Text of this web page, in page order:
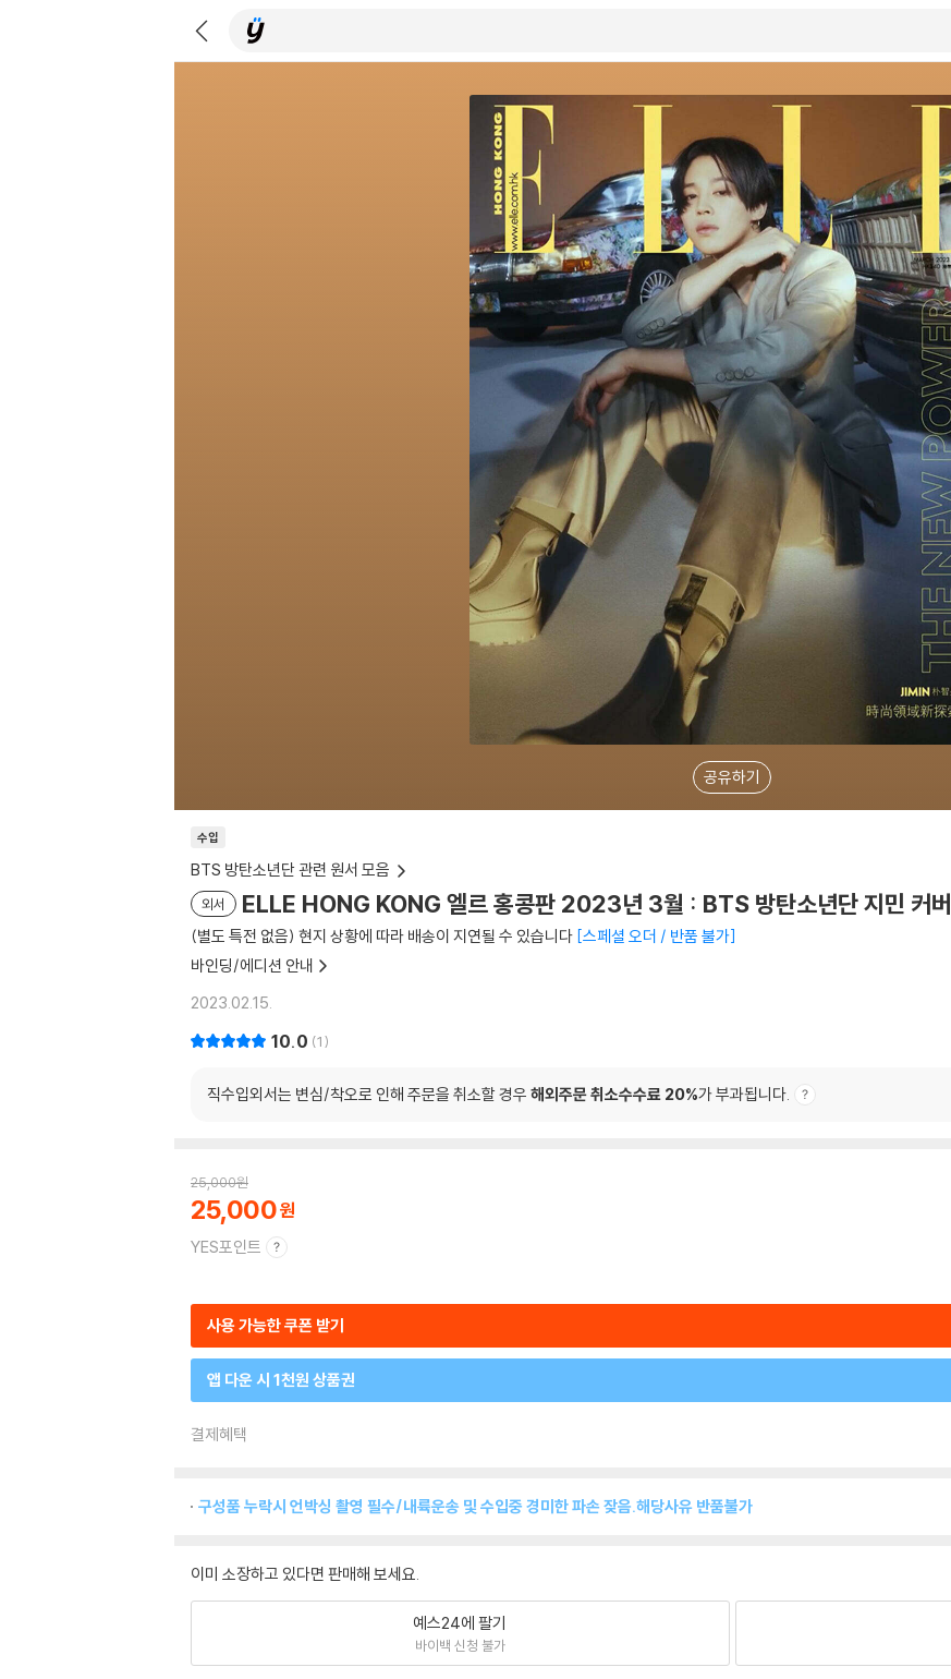
공유하기
수입
BTS 방탄소년단 관련 원서 모음
외서 ELLE HONG KONG 엘르 홍콩판 2023년 3월 : BTS 방탄소년단 지민 커버
(별도 특전 없음) 현지 상황에 따라 배송이 지연될 수 있습니다 스페셜 오더 / 반품 불가
바인딩/에디션 안내
2023.02.15.
10.0 1
직수입외서는 변심/착오로 인해 주문을 취소할 경우 해외주문 취소수수료 20%가 부과됩니다.
25,000원
25,000
YES포인트
사용 가능한 쿠폰 받기
앱 다운 시 1천원 상품권
결제혜택
구성품 누락시 언박싱 촬영 필수/내륙운송 및 수입중 경미한 파손 잦음.해당사유 반품불가
이미 소장하고 있다면 판매해 보세요.
예스24에 팔기
바이백 신청 불가